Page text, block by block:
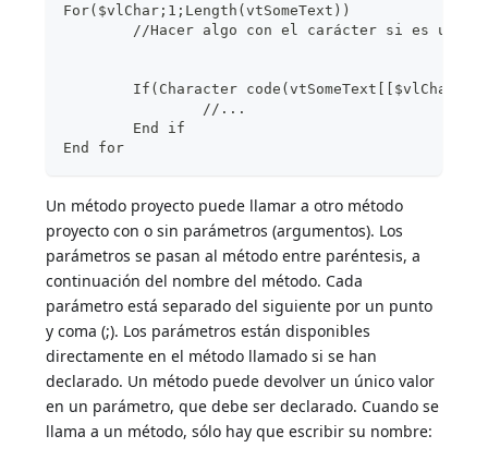
For($vlChar;1;Length(vtSomeText))
//Hacer algo con el carácter si es un
If(Character
		//...
	End if
End for
Un método proyecto puede llamar a otro método
proyecto con o sin parámetros (argumentos). Los
parámetros se pasan al método entre paréntesis, a
continuación del nombre del método. Cada
parámetro está separado del siguiente por un punto
y coma (;). Los parámetros están disponibles
directamente en el método llamado si se han
declarado. Un método puede devolver un único valor
en un parámetro, que debe ser declarado. Cuando se
llama a un método, sólo hay que escribir su nombre: